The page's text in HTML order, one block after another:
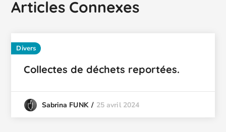
Articles Connexes
Divers
Collectes de déchets reportées.
Sabrina FUNK 25 avril 2024